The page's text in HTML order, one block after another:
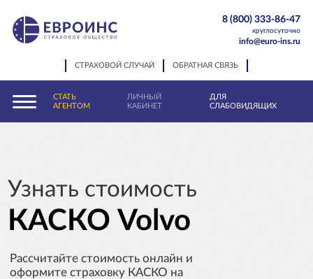
СТРАХОВОЙ СЛУЧАЙ ОБРАТНАЯ СВЯЗЬ
8 (800) 333-86-47
круглосуточно
info@euro-ins.ru
СТАТЬ
АГЕНТОМ
ЛИЧНЫЙ
КАБИНЕТ
ДЛЯ
СЛАБОВИДЯЩИХ
Узнать стоимость
КАСКО Volvo
Рассчитайте стоимость онлайн и
оформите страховку КАСКО на